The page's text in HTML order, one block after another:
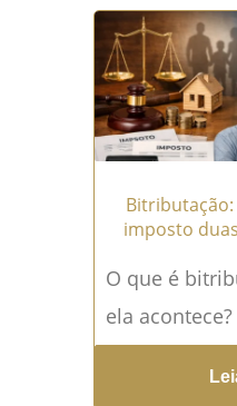
vida
mais →
imposto
O que é
ela
ocorre
tributantes